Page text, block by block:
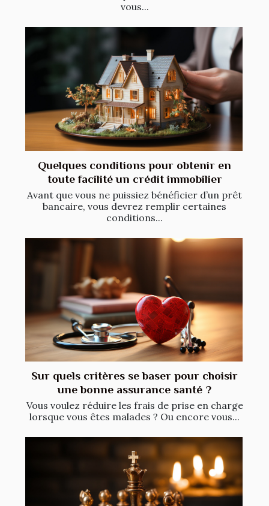
vous...
Quelques conditions pour obtenir en
toute facilité un crédit immobilier
Avant que vous ne puissiez bénéficier d’un prêt
bancaire, vous devrez remplir certaines
conditions...
Sur quels critères se baser pour choisir
une bonne assurance santé ?
Vous voulez réduire les frais de prise en charge
lorsque vous êtes malades ? Ou encore vous...